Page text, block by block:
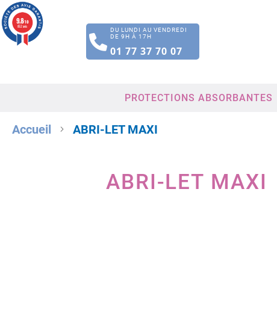
DU LUNDI AU VENDREDI
DE 9H À 17H
01 77 37 70 07
PROTECTIONS ABSORBANTES
Accueil ABRI-LET MAXI
ABRI-LET MAXI
9.8/10
852 avis